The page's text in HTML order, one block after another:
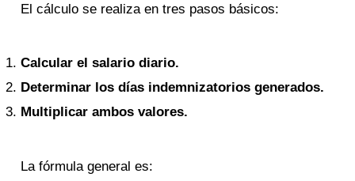
El cálculo se realiza en tres pasos básicos:
Calcular el salario diario.
Determinar los días indemnizatorios generados.
Multiplicar ambos valores.
La fórmula general es: